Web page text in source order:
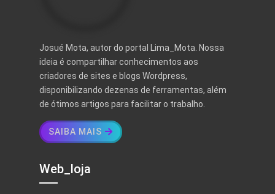
Josué Mota, autor do portal Lima_Mota. Nossa
ideia é compartilhar conhecimentos aos
criadores de sites e blogs Wordpress,
disponibilizando dezenas de ferramentas, além
de ótimos artigos para facilitar o trabalho.
SAIBA MAIS
Web_loja